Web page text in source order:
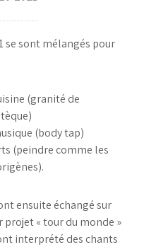
se sont mélangés pour
(granité de
(body tap)
(peindre comme les
ensuite échangé sur
projet « tour du monde »
interprété des chants